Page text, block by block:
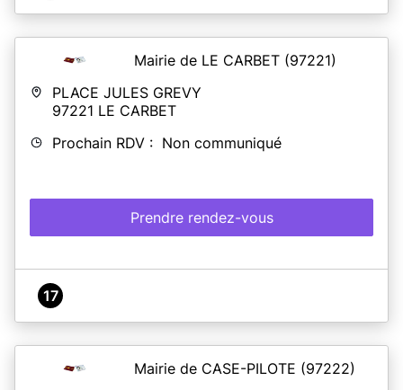
Mairie de LE CARBET (97221)
PLACE JULES GREVY
97221 LE CARBET
Prochain RDV : Non communiqué
Prendre rendez-vous
17
Mairie de CASE-PILOTE (97222)